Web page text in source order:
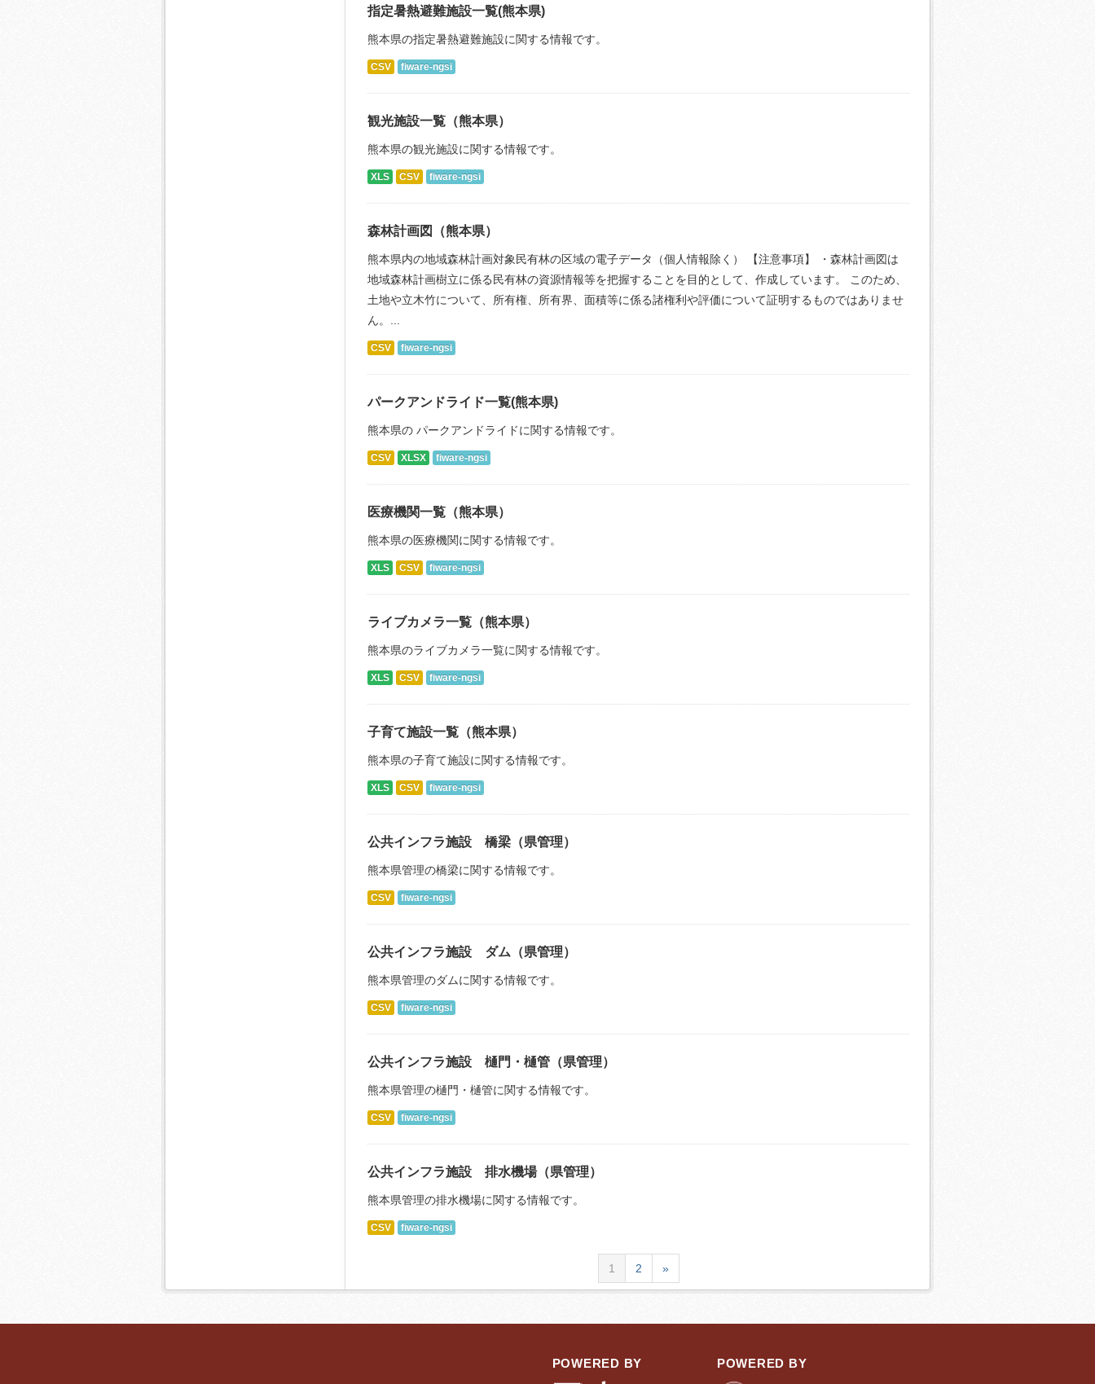
指定暑熱避難施設一覧(熊本県)
熊本県の指定暑熱避難施設に関する情報です。
CSV fiware-ngsi
観光施設一覧（熊本県）
熊本県の観光施設に関する情報です。
XLS CSV fiware-ngsi
森林計画図（熊本県）
熊本県内の地域森林計画対象民有林の区域の電子データ（個人情報除く） 【注意事項】 ・森林計画図は
地域森林計画樹立に係る民有林の資源情報等を把握することを目的として、作成しています。 このため、
土地や立木竹について、所有権、所有界、面積等に係る諸権利や評価について証明するものではありませ
ん。...
CSV fiware-ngsi
パークアンドライド一覧(熊本県)
熊本県の パークアンドライドに関する情報です。
CSV XLSX fiware-ngsi
医療機関一覧（熊本県）
熊本県の医療機関に関する情報です。
XLS CSV fiware-ngsi
ライブカメラ一覧（熊本県）
熊本県のライブカメラ一覧に関する情報です。
XLS CSV fiware-ngsi
子育て施設一覧（熊本県）
熊本県の子育て施設に関する情報です。
XLS CSV fiware-ngsi
公共インフラ施設 橋梁（県管理）
熊本県管理の橋梁に関する情報です。
CSV fiware-ngsi
公共インフラ施設 ダム（県管理）
熊本県管理のダムに関する情報です。
CSV fiware-ngsi
公共インフラ施設 樋門・樋管（県管理）
熊本県管理の樋門・樋管に関する情報です。
CSV fiware-ngsi
公共インフラ施設 排水機場（県管理）
熊本県管理の排水機場に関する情報です。
CSV fiware-ngsi
1 2 »
POWERED BY POWERED BY